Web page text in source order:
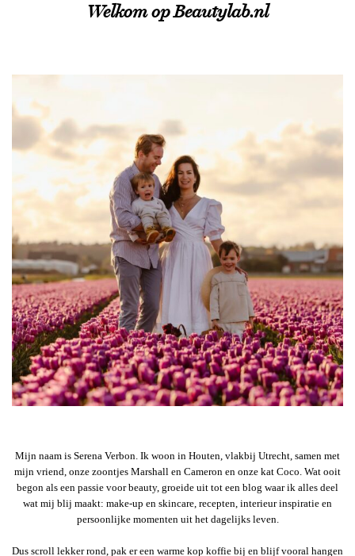
Welkom op Beautylab.nl
Mijn naam is Serena Verbon. Ik woon in Houten, vlakbij Utrecht, samen met
mijn vriend, onze zoontjes Marshall en Cameron en onze kat Coco. Wat ooit
begon als een passie voor beauty, groeide uit tot een blog waar ik alles deel
wat mij blij maakt: make-up en skincare, recepten, interieur inspiratie en
persoonlijke momenten uit het dagelijks leven.
Dus scroll lekker rond, pak er een warme kop koffie bij en blijf vooral hangen